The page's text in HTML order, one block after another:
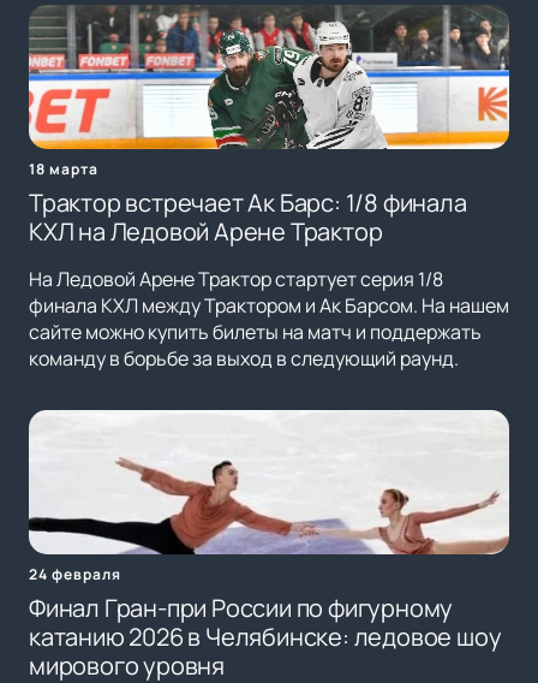
18 марта
Трактор встречает Ак Барс: 1/8 финала
КХЛ на Ледовой Арене Трактор
На Ледовой Арене Трактор стартует серия 1/8
финала КХЛ между Трактором и Ак Барсом. На нашем
сайте можно купить билеты на матч и поддержать
команду в борьбе за выход в следующий раунд.
24 февраля
Финал Гран-при России по фигурному
катанию 2026 в Челябинске: ледовое шоу
мирового уровня